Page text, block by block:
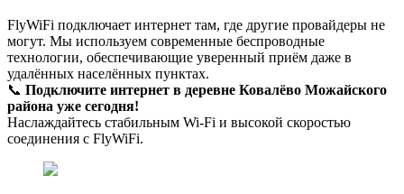
FlyWiFi подключает интернет там, где другие провайдеры не
могут. Мы используем современные беспроводные
технологии, обеспечивающие уверенный приём даже в
удалённых населённых пунктах.
📞 Подключите интернет в деревне Ковалёво Можайского
района уже сегодня!
Наслаждайтесь стабильным Wi-Fi и высокой скоростью
соединения с FlyWiFi.